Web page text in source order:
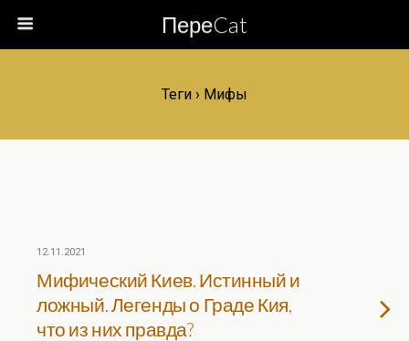
ПереCat
Теги › Мифы
12.11.2021
Мифический Киев. Истинный и
ложный. Легенды о Граде Кия,
что из них правда?